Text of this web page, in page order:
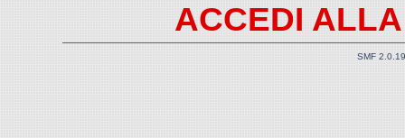
ACCEDI
SMF 2.0.19